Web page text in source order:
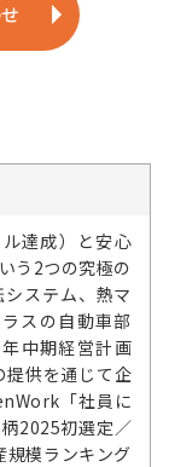
達成）と安心
う2つの究極の
ステム、熱マ
スの自動車部
中期経営計画
提供を通じて企
「社員に
2025初選定／
模ランキング